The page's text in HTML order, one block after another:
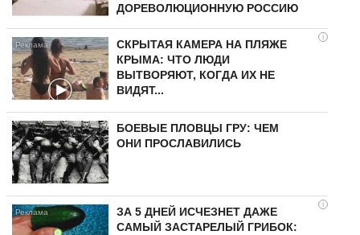
ДОРЕВОЛЮЦИОННУЮ РОССИЮ
i
СКРЫТАЯ КАМЕРА НА ПЛЯЖЕ
КРЫМА: ЧТО ЛЮДИ
ВЫТВОРЯЮТ, КОГДА ИХ НЕ
ВИДЯТ...
БОЕВЫЕ ПЛОВЦЫ ГРУ: ЧЕМ
ОНИ ПРОСЛАВИЛИСЬ
i
ЗА 5 ДНЕЙ ИСЧЕЗНЕТ ДАЖЕ
САМЫЙ ЗАСТАРЕЛЫЙ ГРИБОК: